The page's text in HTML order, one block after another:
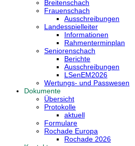
Breitenschach
Frauenschach
Ausschreibungen
Landesspielleiter
Informationen
Rahmenterminplan
Seniorenschach
Berichte
Ausschreibungen
LSenEM2026
Wertungs- und Passwesen
Dokumente
Übersicht
Protokolle
aktuell
Formulare
Rochade Europa
Rochade 2026